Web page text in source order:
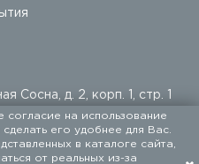
Сосна, д. 2, корп. 1, стр. 1
20-40
25-18
согласие на использование
его удобнее для Вас.
в каталоге сайта,
от реальных из-за